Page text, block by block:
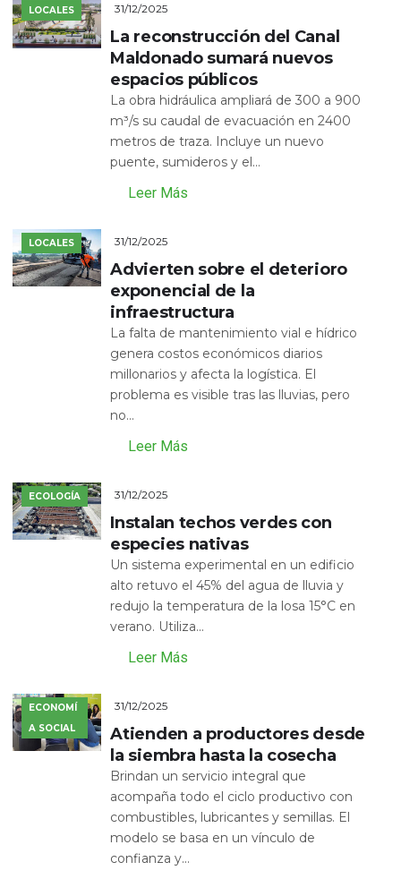
LOCALES 31/12/2025
La reconstrucción del Canal
Maldonado sumará nuevos
espacios públicos
La obra hidráulica ampliará de 300 a 900
m³/s su caudal de evacuación en 2400
metros de traza. Incluye un nuevo
puente, sumideros y el...
Leer Más
LOCALES 31/12/2025
Advierten sobre el deterioro
exponencial de la
infraestructura
La falta de mantenimiento vial e hídrico
genera costos económicos diarios
millonarios y afecta la logística. El
problema es visible tras las lluvias, pero
no...
Leer Más
ECOLOGÍA 31/12/2025
Instalan techos verdes con
especies nativas
Un sistema experimental en un edificio
alto retuvo el 45% del agua de lluvia y
redujo la temperatura de la losa 15°C en
verano. Utiliza...
Leer Más
ECONOMÍ
A SOCIAL
31/12/2025
Atienden a productores desde
la siembra hasta la cosecha
Brindan un servicio integral que
acompaña todo el ciclo productivo con
combustibles, lubricantes y semillas. El
modelo se basa en un vínculo de
confianza y...